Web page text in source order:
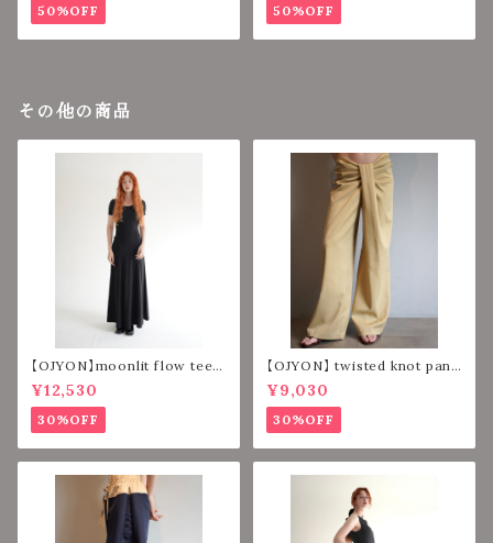
50%OFF 50%OFF
その他の商品
【OJYON】moonlit flow tee d
ress 【VELOUR BLACK】
¥12,530
30%OFF
【OJYON】 twisted knot pant
s 【BEIGE】
¥9,030
30%OFF